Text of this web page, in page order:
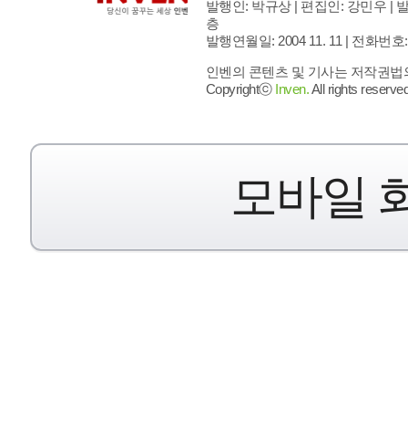
발행인: 박규상 | 편집인: 강민우 |
층
발행연월일: 2004 11. 11 | 전화번호
인벤의 콘텐츠 및 기사는 저작권
Copyrightⓒ Inven.All rights
모바일